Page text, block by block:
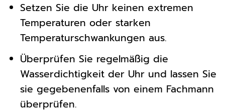
Setzen Sie die Uhr keinen extremen
Temperaturen oder starken
Temperaturschwankungen aus.
Überprüfen Sie regelmäßig die
Wasserdichtigkeit der Uhr und lassen Sie
sie gegebenenfalls von einem Fachmann
überprüfen.